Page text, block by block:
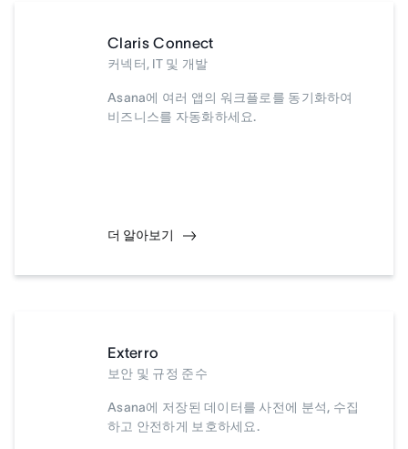
Claris Connect
커넥터, IT 및 개발
Asana에 여러 앱의 워크플로를 동기화하여
비즈니스를 자동화하세요.
더 알아보기
Exterro
보안 및 규정 준수
Asana에 저장된 데이터를 사전에 분석, 수집
하고 안전하게 보호하세요.